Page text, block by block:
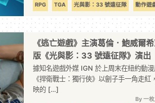
RPG
TGA 光與影：33 號遠征隊 動作遊
《逃亡遊戲》主演葛倫．鮑威爾
版《光與影：33 號遠征隊》演出
據知名遊戲外媒 IGN 於上周末在紐約動
《捍衛戰士：獨行俠》以劊子手一角走紅
映的 […]
By 一